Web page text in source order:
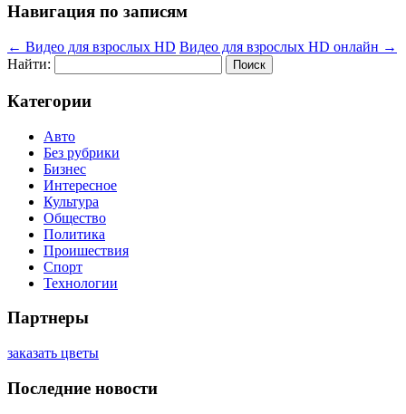
Навигация по записям
← Видео для взрослых HD Видео для взрослых HD онлайн →
Найти:
Категории
Авто
Без рубрики
Бизнес
Интересное
Культура
Общество
Политика
Проишествия
Спорт
Технологии
Партнеры
заказать цветы
Последние новости